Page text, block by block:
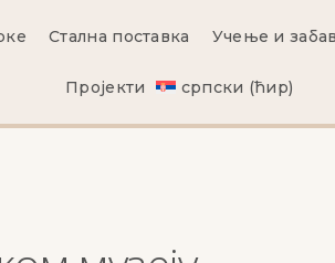
Стална поставка Учење и
Пројекти српски (ћир)